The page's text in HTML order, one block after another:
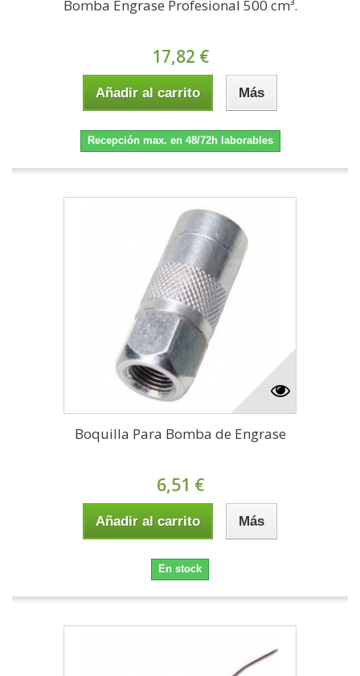
Bomba Engrase Profesional 500 cm³.
17,82 €
Añadir al carrito Más
Recepción max. en 48/72h laborables
Boquilla Para Bomba de Engrase
6,51 €
Añadir al carrito Más
En stock